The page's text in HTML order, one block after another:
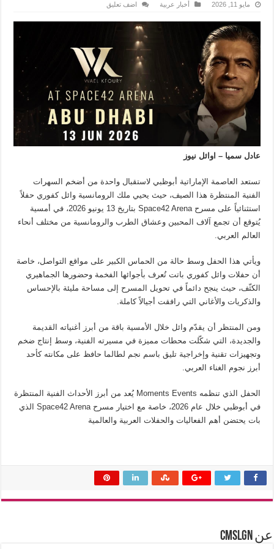
مايو 11, 2026 أخبار عربية اضف تعليق
عادل سميا – اوائل نيوز
تستعد العاصمة الإماراتية أبوظبي لاستقبال واحدة من أضخم السهرات
الفنية المنتظرة هذا الصيف، حيث يحيي ملك الرومانسية وائل كفوري حفلاً
استثنائياً على مسرح Space42 Arena بتاريخ 13 يونيو 2026، في أمسية
يُتوقع أن تجمع آلاف المحبين وعشاق الطرب والرومانسية من مختلف أنحاء
العالم العربي.
ويأتي هذا الحفل وسط حالة من الحماس الكبير على مواقع التواصل، خاصة
أن حفلات وائل كفوري باتت تُعرف بأجوائها الفخمة وحضورها الجماهيري
الكثّف، حيث ينجح دائماً في تحويل المسرح إلى مساحة مليئة بالإحساس
والذكريات والأغاني التي رافقت أجيالاً كاملة.
ومن المنتظر أن يقدّم وائل خلال الأمسية باقة من أبرز أغنياته القديمة
والجديدة، التي شكّلت محطات مميزة في مسيرته الفنية، وسط إنتاج ضخم
وتجهيزات تقنية وإخراجية تليق باسم نجم لطالما حافظ على مكانته كأحد
أبرز نجوم الغناء العربي.
الحفل الذي تنظمه Moments Events يُعد من أبرز الأحداث الفنية المنتظرة
في أبوظبي خلال عام 2026، خاصة مع اختيار مسرح Space42 Arena الذي
بات يحتضن أهم الفعاليات والحفلات العربية والعالمية
عن cmslgn